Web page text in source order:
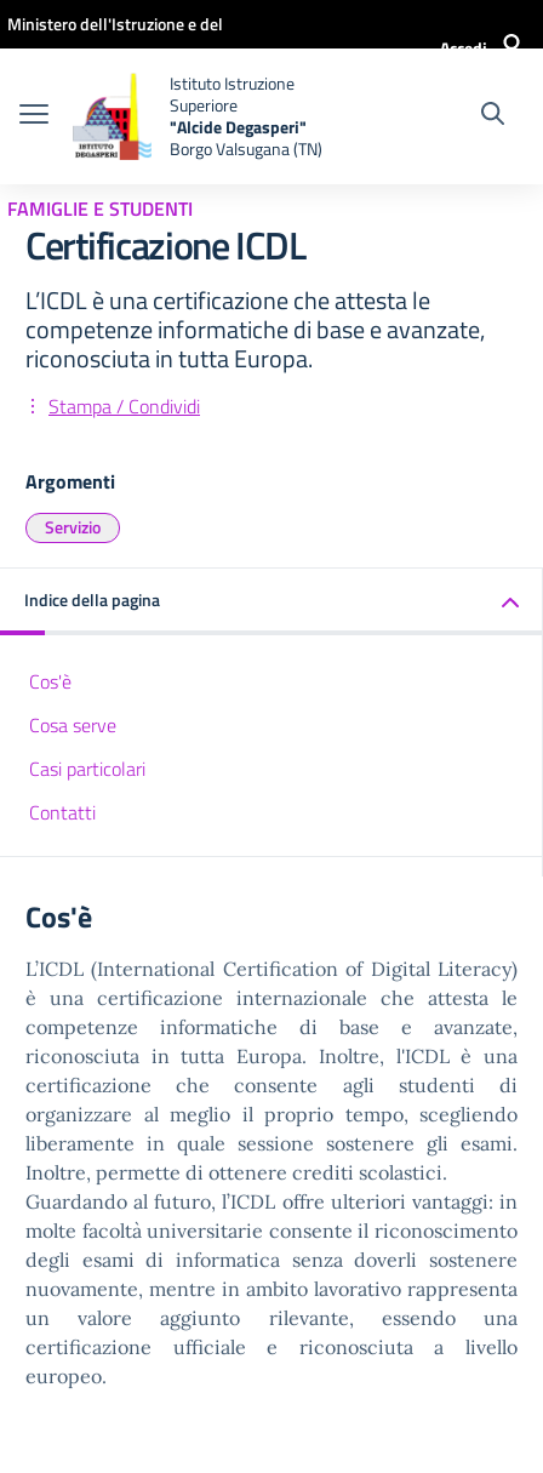
Vai ai contenuti
Vai al menu di navigazione
Vai al footer
Ministero dell'Istruzione e del
Accedi
Istituto Istruzione
Superiore
"Alcide Degasperi"
Borgo Valsugana (TN)
FAMIGLIE E STUDENTI
Certificazione ICDL
L’ICDL è una certificazione che attesta le
competenze informatiche di base e avanzate,
riconosciuta in tutta Europa.
Stampa / Condividi
Argomenti
Servizio
Indice della pagina
Cos'è
Cosa serve
Casi particolari
Contatti
Cos'è
L’ICDL (International Certification of Digital Literacy)
è una certificazione internazionale che attesta le
competenze informatiche di base e avanzate,
riconosciuta in tutta Europa. Inoltre, l'ICDL è una
certificazione che consente agli studenti di
organizzare al meglio il proprio tempo, scegliendo
liberamente in quale sessione sostenere gli esami.
Inoltre, permette di ottenere crediti scolastici.
Guardando al futuro, l’ICDL offre ulteriori vantaggi: in
molte facoltà universitarie consente il riconoscimento
degli esami di informatica senza doverli sostenere
nuovamente, mentre in ambito lavorativo rappresenta
un valore aggiunto rilevante, essendo una
certificazione ufficiale e riconosciuta a livello
europeo.